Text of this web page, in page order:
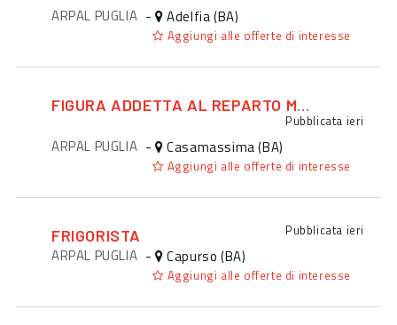
ARPAL PUGLIA - Adelfia (BA)
Aggiungi alle offerte di interesse
FIGURA ADDETTA AL REPARTO MACELLERIA
Pubblicata ieri
ARPAL PUGLIA - Casamassima (BA)
Aggiungi alle offerte di interesse
FRIGORISTA Pubblicata ieri
ARPAL PUGLIA - Capurso (BA)
Aggiungi alle offerte di interesse